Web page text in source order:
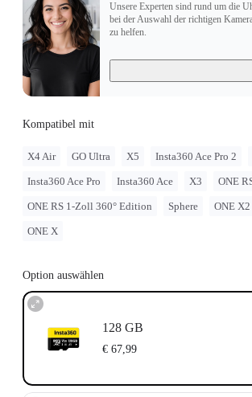
Unsere Experten sind rund um die
bei der Auswahl der richtigen
zu helfen.
Kompatibel mit
X4 Air GO Ultra X5 Insta360 Ace Pro 2
Insta360 Ace Pro Insta360 Ace X3 ONE
ONE RS 1-Zoll 360° Edition Sphere ONE X2
ONE X
Option auswählen
128 GB
€ 67,99